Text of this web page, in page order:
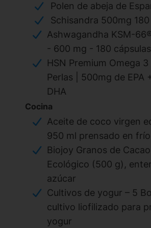
Polen de abeja de
Schisandra 500mg 180
Ashwagandha KSM-
- 600 mg - 180 cápsulas
HSN Premium Omega 3
Perlas | 500mg de EPA
DHA
Cocina
Aceite de coco virgen
950 ml prensado en frío
Biojoy Granos de
Ecológico (500 g),
azúcar
Cultivos de yogur – 5
cultivo liofilizado para
yogur